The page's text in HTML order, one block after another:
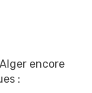
encore
: